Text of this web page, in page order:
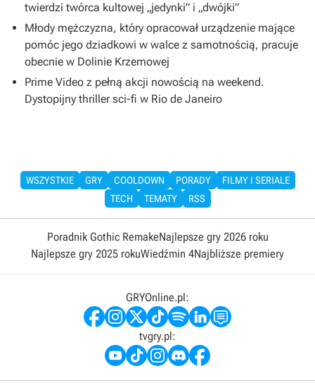
twierdzi twórca kultowej „jedynki” i „dwójki”
Młody mężczyzna, który opracował urządzenie mające
pomóc jego dziadkowi w walce z samotnością, pracuje
obecnie w Dolinie Krzemowej
Prime Video z pełną akcji nowością na weekend.
Dystopijny thriller sci-fi w Rio de Janeiro
WSZYSTKIE GRY COOLDOWN PORADY
FILMY I SERIALE
TECH
TEMATY RSS
Poradnik Gothic RemakeNajlepsze gry 2026 roku
Najlepsze gry 2025 rokuWiedźmin 4Najbliższe premiery
GRYOnline.pl:
tvgry.pl: